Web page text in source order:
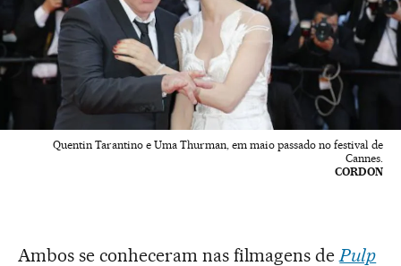
Quentin Tarantino e Uma Thurman, em maio passado no festival de
Cannes.
CORDON
Ambos se conheceram nas filmagens dePulp